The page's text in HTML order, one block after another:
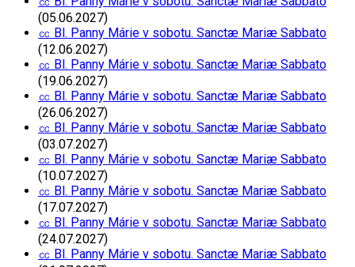
(05.06.2027)
㏄ Bl. Panny Márie v sobotu. Sanctæ Mariæ Sabbato
(12.06.2027)
㏄ Bl. Panny Márie v sobotu. Sanctæ Mariæ Sabbato
(19.06.2027)
㏄ Bl. Panny Márie v sobotu. Sanctæ Mariæ Sabbato
(26.06.2027)
㏄ Bl. Panny Márie v sobotu. Sanctæ Mariæ Sabbato
(03.07.2027)
㏄ Bl. Panny Márie v sobotu. Sanctæ Mariæ Sabbato
(10.07.2027)
㏄ Bl. Panny Márie v sobotu. Sanctæ Mariæ Sabbato
(17.07.2027)
㏄ Bl. Panny Márie v sobotu. Sanctæ Mariæ Sabbato
(24.07.2027)
㏄ Bl. Panny Márie v sobotu. Sanctæ Mariæ Sabbato